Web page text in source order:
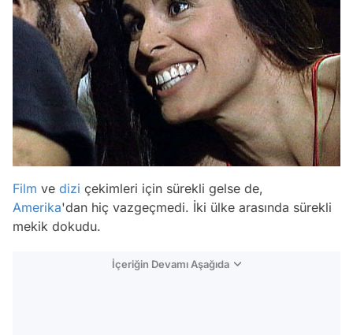
Film ve dizi çekimleri için sürekli gelse de,
Amerika'dan hiç vazgeçmedi. İki ülke arasında sürekli
mekik dokudu.
İçeriğin Devamı Aşağıda